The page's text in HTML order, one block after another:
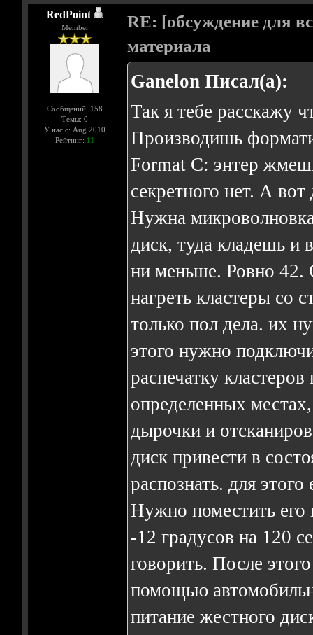
RedPoint
Member
Сообщений: 158
Темы: 0
У нас с: Aug 2010
Рейтинг: 11
RE: [обсуждение для
материала
Ganelon Писал(а):
Так я тебе расскажу
Производишь
Format C: энтер
секретного нет. А
Нужна
диск, туда кладешь и
ни меньше. Ровно 42.
нагреть кластеры со
только пол дела. их
этого нужно
распечатку
определенных
дырочки и
диск привести в
распознать. для
Нужно поместить его
-12 градусов на 120
говорить. После
помощью
питание жестного